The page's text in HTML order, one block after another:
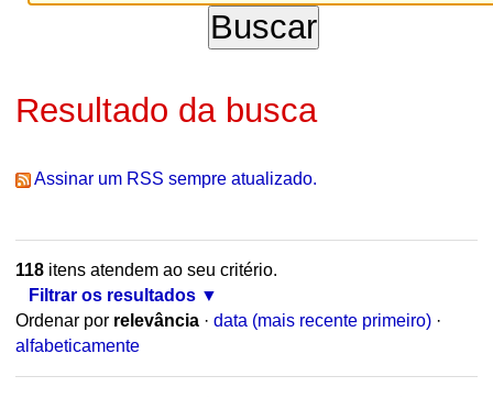
Resultado da busca
Assinar um RSS sempre atualizado.
118itens atendem ao seu critério.
Filtrar os resultados
Ordenar por relevância · data (mais recente primeiro) ·
alfabeticamente